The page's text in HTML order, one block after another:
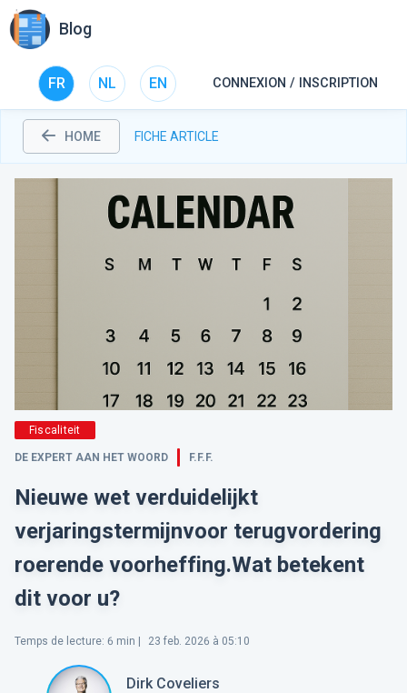
Blog
FR NL EN CONNEXION / INSCRIPTION
HOME FICHE ARTICLE
Fiscaliteit
DE EXPERT AAN HET WOORD F.F.F.
Nieuwe wet verduidelijkt
verjaringstermijnvoor terugvordering
roerende voorheffing.Wat betekent
dit voor u?
Temps de lecture: 6 min | 23 feb. 2026 à 05:10
Dirk Coveliers